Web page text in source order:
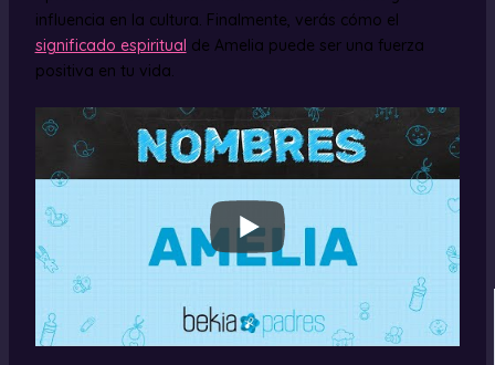
influencia en la cultura. Finalmente, verás cómo el
significado espiritual de Amelia puede ser una fuerza
positiva en tu vida.